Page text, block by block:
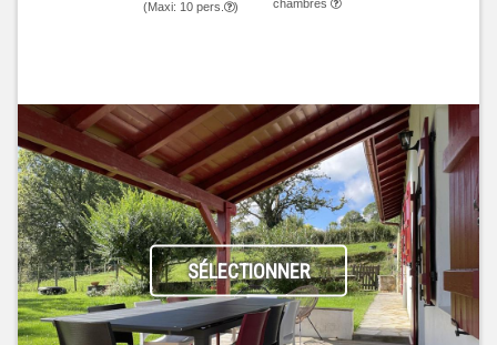
(Maxi: 10 pers. ) chambres
SÉLECTIONNER